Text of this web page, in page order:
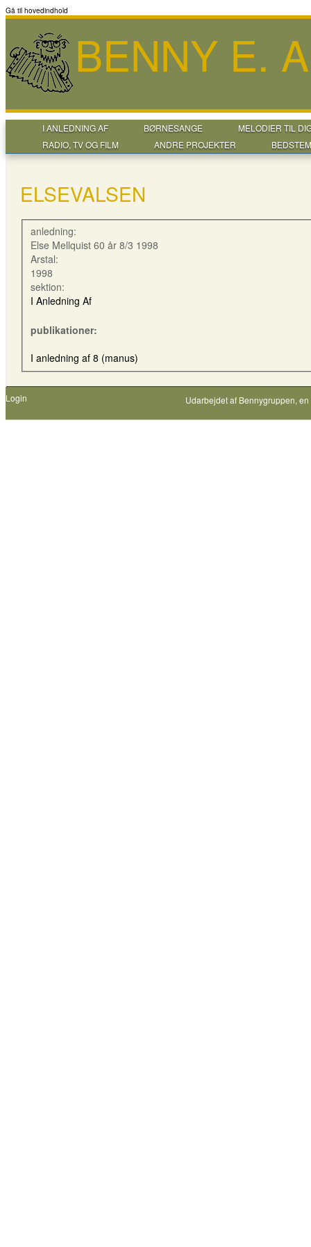
Gå til hovedindhold
BENNY E.
I ANLEDNING AF BØRNESANGE
MELODIER TIL
RADIO, TV OG FILM
ANDRE PROJEKTER
ELSEVALSEN
anledning:
Else Mellquist 60 år 8/3 1998
Arstal:
1998
sektion:
I Anledning Af
publikationer:
I anledning af 8 (manus)
Login Udarbejdet af Bennygruppen,